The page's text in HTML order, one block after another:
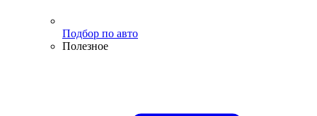
Подбор по авто
Полезное